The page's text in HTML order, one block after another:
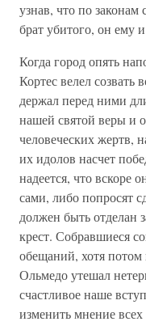
узнав, что по
брат убитого, он ему
Когда город опять
Кортес велел созвать
держал перед ними
нашей святой веры и
человеческих жертв,
их идолов насчет
надеется, что вскоре
сами, либо попросят
должен быть отделан
крест. Собравшиеся
обещаний, хотя
Ольмедо утешал
счастливое наше
изменить мнение